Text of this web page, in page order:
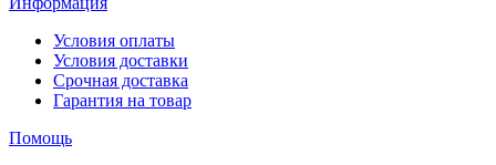
Условия оплаты
Условия доставки
Срочная доставка
Гарантия на товар
Помощь